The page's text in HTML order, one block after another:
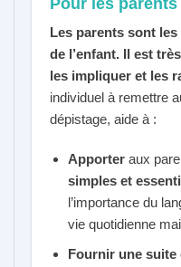
Les parents sont
de l’enfant. Il est
les impliquer et les
individuel à remettre
dépistage, aide à :
Apporteraux
simples et
l’importance du
vie quotidienne
Fournir une suite